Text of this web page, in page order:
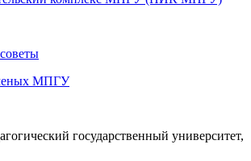
МПГУ
государственный университет,